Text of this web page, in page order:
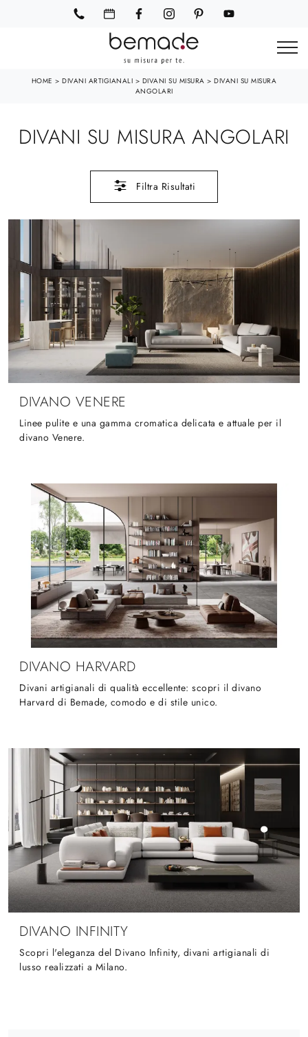
HOME >DIVANI ARTIGIANALI > DIVANI SU MISURA >DIVANI SU MISURA
ANGOLARI
DIVANI SU MISURA ANGOLARI
Filtra Risultati
DIVANO VENERE
Linee pulite e una gamma cromatica delicata e attuale per il
divano Venere.
DIVANO HARVARD
Divani artigianali di qualità eccellente: scopri il divano
Harvard di Bemade, comodo e di stile unico.
DIVANO INFINITY
Scopri l'eleganza del Divano Infinity, divani artigianali di
lusso realizzati a Milano.